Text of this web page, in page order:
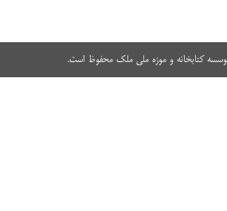
کتابخانه و موزه ملی ملک محفوظ است.